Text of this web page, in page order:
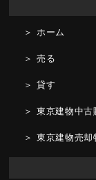
＞ ホーム
＞ 売る
＞ 貸す
＞ 東京建物中古
＞ 東京建物売却